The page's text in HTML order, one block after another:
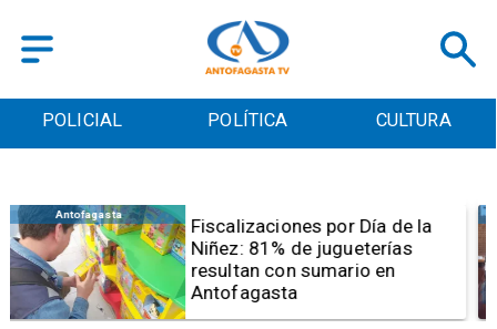
POLICIAL POLÍTICA CULTURA
Antofagasta
Tribunal frena opción de pena
mixta para Karen Rojo por ahora